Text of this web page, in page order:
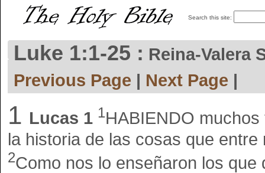
Search this site:
Luke 1:1-25 : Reina-Valera
Previous Page | Next Page |
1 Lucas 1 1HABIENDO
la historia de las cosas que
2Como nos lo enseñaron los